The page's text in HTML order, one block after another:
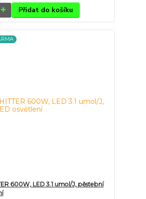
Přidat do košíku
600W, LED 3.1 umol/J, pěstební